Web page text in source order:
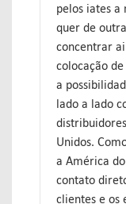
pelos iates
quer de
concentrar
colocação
a
lado a lado
Unidos.
a América
contato
clientes e os